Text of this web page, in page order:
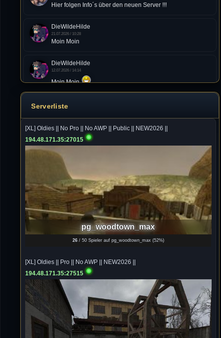
Hier folgen Info´s über den neuen Server !!!
DieWildeHilde
21.07.2026 / 10:28
Moin Moin
DieWildeHilde
12.07.2026 / 14:14
Moin Moin
Tommy
von chickpea^^
Tommy
10.07.2026 / 22:25
Letzte Aktivität:
27. Dez 2023, 22:48
DieWildeHilde
10.07.2026 / 12:48
Happy Birthday Chickpea
DieWildeHilde
Hallo meine Lieben!
Isimiyaki
10.07.2026 / 00:34
Alles gute chickpea
Mojochilla
02.07.2026 / 15:53
Was geht aaaaaaaaaaaab
Serverliste
[XL] Oldies || No Pro || No AWP || Public || NEW2026 ||
194.48.171.35:27015
pg_woodtown_max
26/ 50 Spieler auf pg_woodtown_max (52%)
[XL] Oldies || Pro || No AWP || NEW2026 ||
194.48.171.35:27515